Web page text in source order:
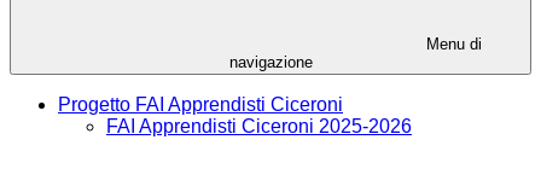
Menu di
navigazione
Progetto FAI Apprendisti Ciceroni
FAI Apprendisti Ciceroni 2025-2026